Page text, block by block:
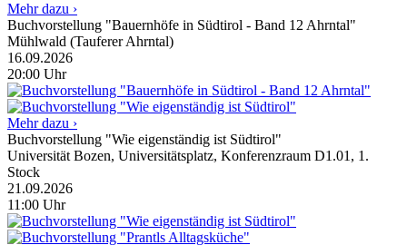
Mehr dazu ›
Buchvorstellung "Bauernhöfe in Südtirol - Band 12 Ahrntal"
Mühlwald (Tauferer Ahrntal)
16.09.2026
20:00 Uhr
Mehr dazu ›
Buchvorstellung "Wie eigenständig ist Südtirol"
Universität Bozen, Universitätsplatz, Konferenzraum D1.01, 1.
Stock
21.09.2026
11:00 Uhr